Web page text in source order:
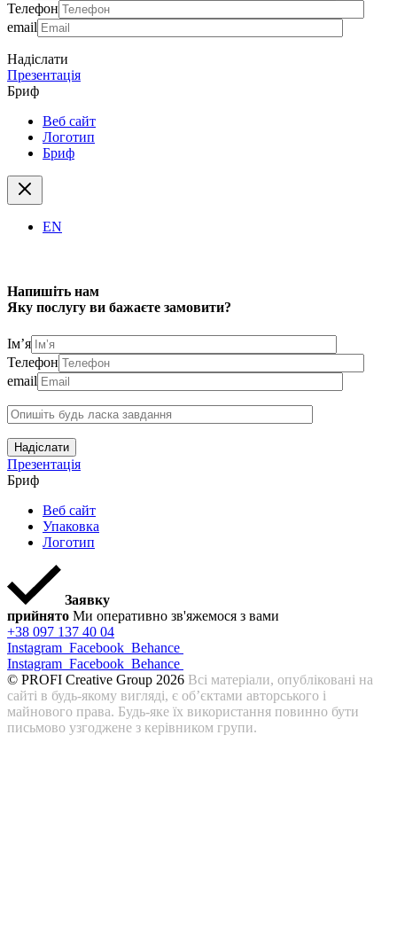
Телефон
email
Надіслати
Презентація
Бриф
Веб сайт
Логотип
Бриф
EN
Напишіть нам
Яку послугу ви бажаєте замовити?
Ім’я
Телефон
email
Надіслати
Презентація
Бриф
Веб сайт
Упаковка
Логотип
Заявку
прийнято Ми оперативно зв'яжемося з вами
+38 097 137 40 04
Instagram Facebook Behance
Instagram Facebook Behance
© PROFI Creative Group 2026 Всі матеріали, опубліковані на
сайті в будь-якому вигляді, є об’єктами авторського і
майнового права. Будь-яке їх використання повинно бути
письмово узгоджене з керівником групи.